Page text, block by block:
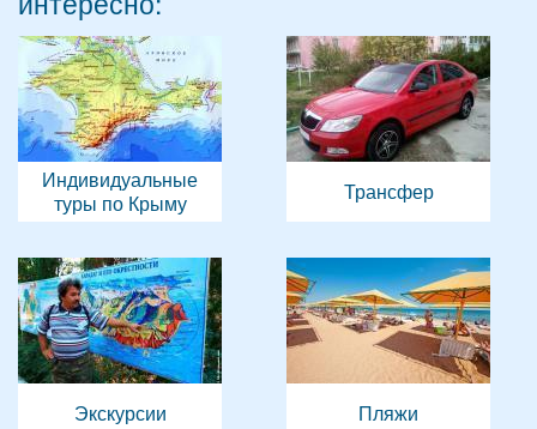
Индивидуальные
туры по Крыму
Трансфер
Экскурсии Пляжи